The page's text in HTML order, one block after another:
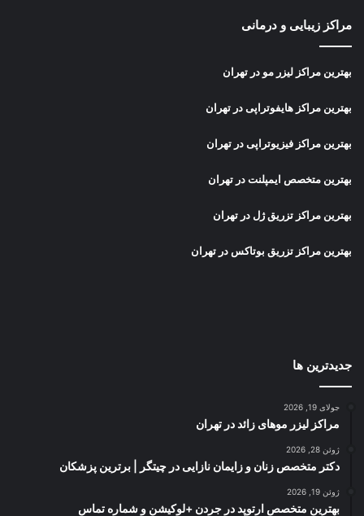
مراکز زیبایی و درمانی
بهترین مراکز لیزر مو در تهران
بهترین مراکز هایفوتراپی در تهران
بهترین مراکز فیزیوتراپی در تهران
بهترین متخصص ایمپلنت در تهران
بهترین مراکز تزریق ژل در تهران
بهترین مراکز تزریق بوتاکس در تهران
جدیدترین ها
جولای 19, 2026
مراکز لیزر موهای زائد در تهران
ژوئن 28, 2026
دکتر متخصص زنان و زایمان نازایی در چیتگر | برترین پزشکان
ژوئن 19, 2026
بهترین متخصص ارتوپد در جردن +لوکیشن و شماره تماس